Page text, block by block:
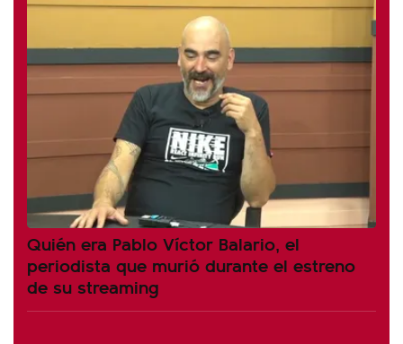
Quién era Pablo Víctor Balario, el
periodista que murió durante el estreno
de su streaming